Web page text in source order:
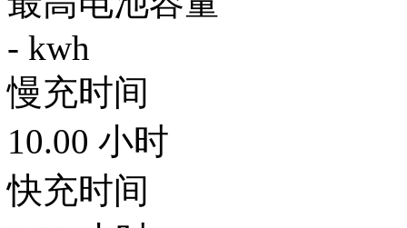
- kwh
慢充时间
10.00 小时
快充时间